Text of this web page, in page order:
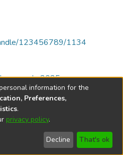
123456789/1134
mayo de 2025
de Córdoba
information for the
Preferences,
.
privacy policy.
Decline That's ok